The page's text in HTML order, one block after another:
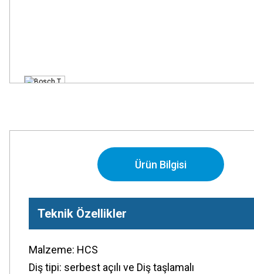
Ürün Bilgisi
Teknik Özellikler
Malzeme: HCS
Diş tipi: serbest açılı ve Diş taşlamalı